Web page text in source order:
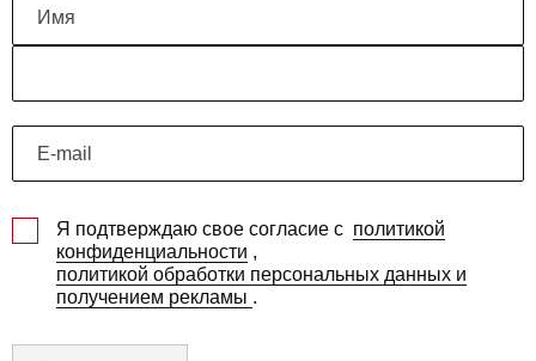
Я подтверждаю свое согласие с политикой
конфиденциальности ,
политикой обработки персональных данных и
получением рекламы .